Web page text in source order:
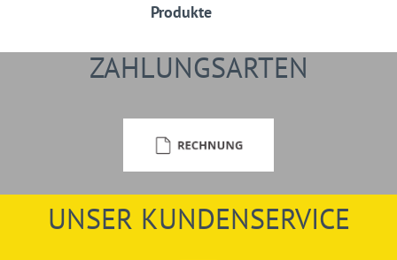
Produkte
ZAHLUNGSARTEN
UNSER KUNDENSERVICE